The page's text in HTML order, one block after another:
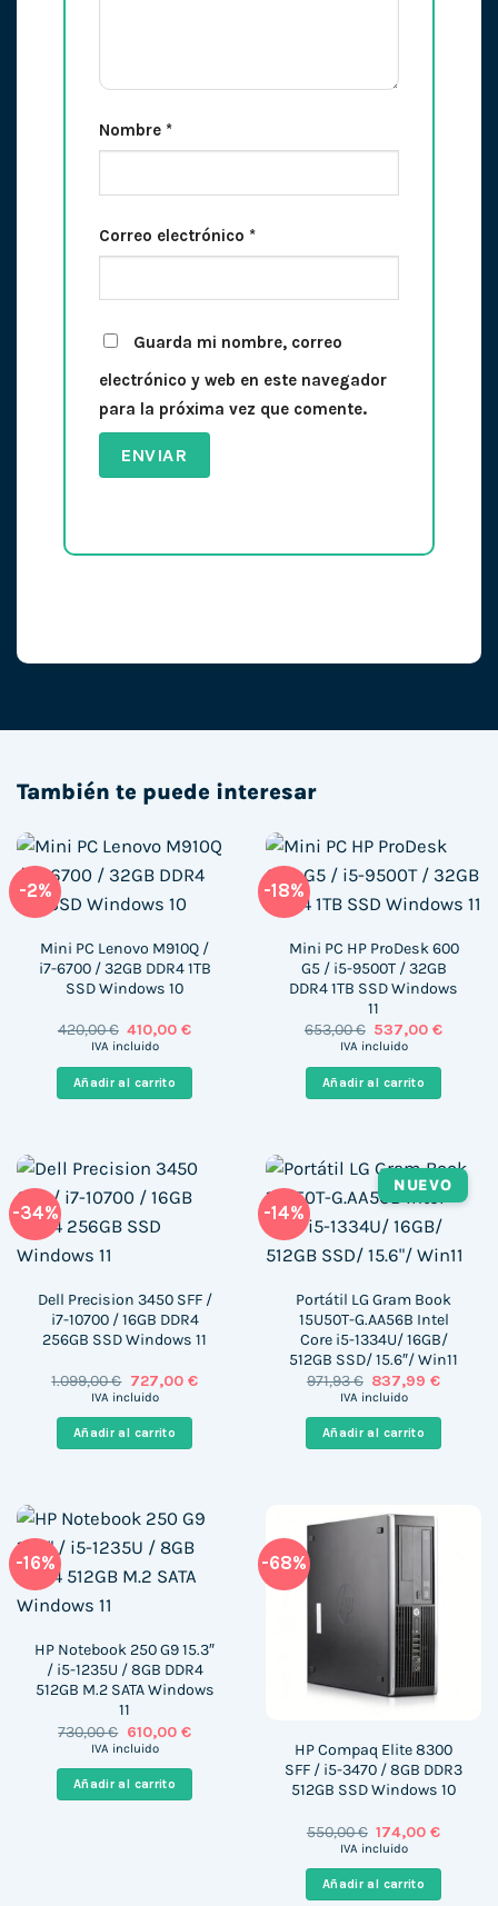
Nombre *
Correo electrónico *
Guarda mi nombre, correo
electrónico y web en este navegador
para la próxima vez que comente.
También te puede interesar
-2%
Mini PC Lenovo M910Q /
i7-6700 / 32GB DDR4 1TB
SSD Windows 10
420,00€ El
precio
era:
420,00 €.
410,00€El
es:
IVA incluido
Añadir al carrito
-18%
Mini PC HP ProDesk 600
G5 / i5-9500T / 32GB
DDR4 1TB SSD Windows
11
653,00€ El
precio
era:
653,00 €.
537,00€El
IVA incluido
Añadir al carrito
-34%
Dell Precision 3450 SFF /
i7-10700 / 16GB DDR4
256GB SSD Windows 11
1.099,00€ El
precio
era:
1.099,00 €.
727,00 €El
IVA incluido
Añadir al carrito
-14%
NUEVO
Portátil LG Gram Book
15U50T-G.AA56B Intel
Core i5-1334U/ 16GB/
512GB SSD/ 15.6″/ Win11
971,93€ El
precio
era:
971,93 €.
837,99€El
es:
837,99
IVA incluido
Añadir al carrito
-16%
HP Notebook 250 G9 15.3″
/ i5-1235U / 8GB DDR4
512GB M.2 SATA Windows
11
730,00€ El
precio
era:
730,00 €.
610,00 €El
es:
610,00 €.
IVA incluido
Añadir al carrito
-68%
HP Compaq Elite 8300
SFF / i5-3470 / 8GB DDR3
512GB SSD Windows 10
550,00€ El
precio
era:
550,00 €.
174,00€El
es:
174,00
IVA incluido
Añadir al carrito